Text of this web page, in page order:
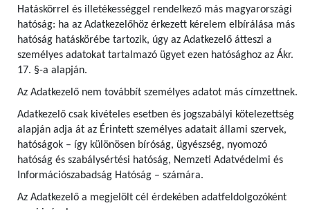
Hatáskörrel és illetékességgel rendelkező más magyarországi
hatóság: ha az Adatkezelőhöz érkezett kérelem elbírálása más
hatóság hatáskörébe tartozik, úgy az Adatkezelő átteszi a
személyes adatokat tartalmazó ügyet ezen hatósághoz az Ákr.
17. §-a alapján.
Az Adatkezelő nem továbbít személyes adatot más címzettnek.
Adatkezelő csak kivételes esetben és jogszabályi kötelezettség
alapján adja át az Érintett személyes adatait állami szervek,
hatóságok – így különösen bíróság, ügyészség, nyomozó
hatóság és szabálysértési hatóság, Nemzeti Adatvédelmi és
Információszabadság Hatóság – számára.
Az Adatkezelő a megjelölt cél érdekében adatfeldolgozóként